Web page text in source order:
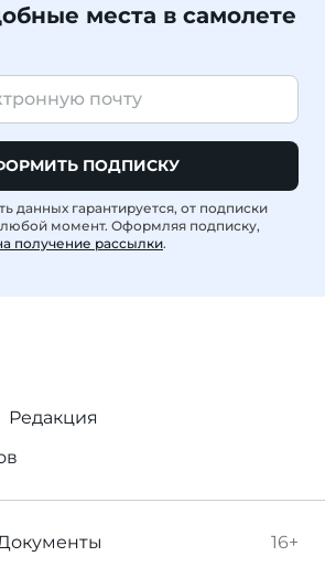
места в самолете
ПОДПИСКУ
данных гарантируется, от подписки
любой момент. Оформляя подписку,
получение рассылки.
Редакция
16+